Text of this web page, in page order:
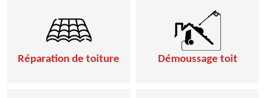
Réparation de toiture Démoussage toit